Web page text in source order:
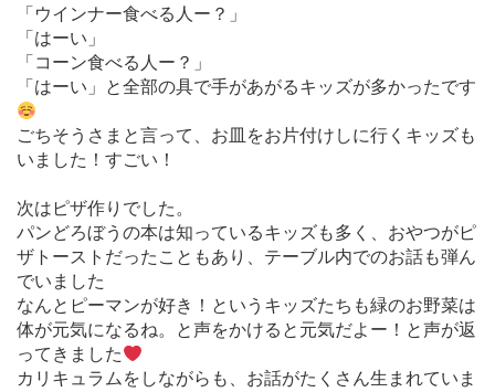
「ウインナー食べる人ー？」
「はーい」
「コーン食べる人ー？」
「はーい」と全部の具で手があがるキッズが多かったです
ごちそうさまと言って、お皿をお片付けしに行くキッズも
いました！すごい！
次はピザ作りでした。
パンどろぼうの本は知っているキッズも多く、おやつがピ
ザトーストだったこともあり、テーブル内でのお話も弾ん
でいました
なんとピーマンが好き！というキッズたちも緑のお野菜は
体が元気になるね。と声をかけると元気だよー！と声が返
ってきました
カリキュラムをしながらも、お話がたくさん生まれていま